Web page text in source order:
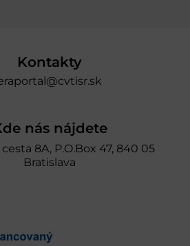
Kontakty
nás nájdete
8A, P.O.Box 47, 840 05
Bratislava